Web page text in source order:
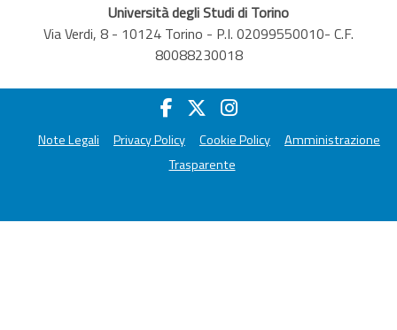
Università degli Studi di Torino
Via Verdi, 8 - 10124 Torino - P.I. 02099550010- C.F.
80088230018
Note Legali Privacy Policy Cookie Policy
Amministrazione
Trasparente